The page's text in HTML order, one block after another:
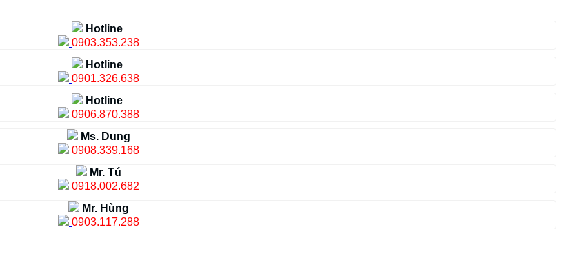
Hotline
0903.353.238
Hotline
0901.326.638
Hotline
0906.870.388
Ms. Dung
0908.339.168
Mr. Tú
0918.002.682
Mr. Hùng
0903.117.288